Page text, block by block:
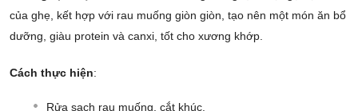
của ghẹ, kết hợp với rau muống giòn giòn, tạo nên một món ăn bổ
dưỡng, giàu protein và canxi, tốt cho xương khớp.
Cách thực hiện:
Rửa sạch rau muống, cắt khúc.